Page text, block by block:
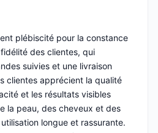
plébiscité pour la constance
des clientes, qui
suivies et une livraison
clientes apprécient la qualité
et les résultats visibles
la peau, des cheveux et des
longue et rassurante.